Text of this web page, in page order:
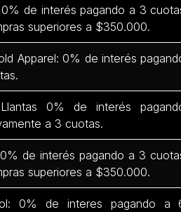
0% de interés pagando a 3
superiores a $350.000.
Apparel: 0% de interés
0% de interés
a 3 cuotas.
de interés pagando a 3
superiores a $350.000.
0% de interes pagando a